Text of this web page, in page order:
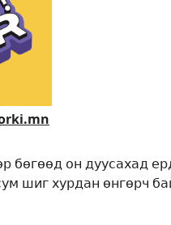
бөгөөд он дуусахад
шиг хурдан өнгөрч